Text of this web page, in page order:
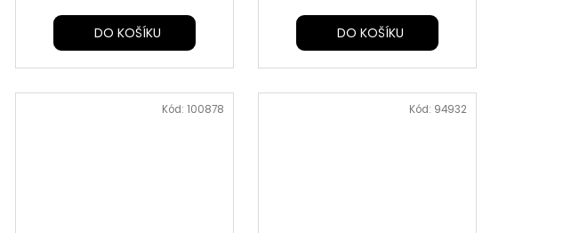
DO KOŠÍKU DO KOŠÍKU
Kód: 100878 Kód: 94932